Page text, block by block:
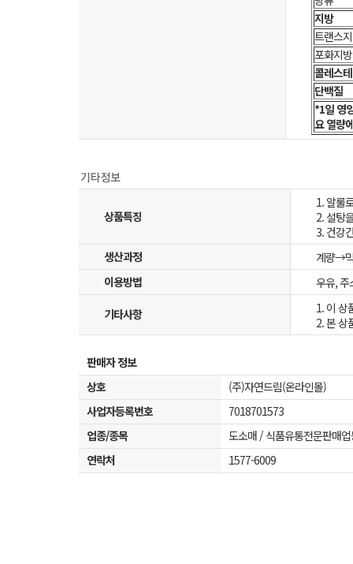
지방
트랜스
포화지방
콜레스
단백질
*1일 영
요 열량
상품특징
1. 알룰
2. 설탕
3. 건강
생산과정
계량→
이용방법
우유, 주
기타사항
1. 이 상
2. 본 상
판매자 정보
상호
(주)자연드림(온라인몰)
사업자등록번호
7018701573
업종/종목
도소매 / 식품유통전문판매
연락처
1577-6009